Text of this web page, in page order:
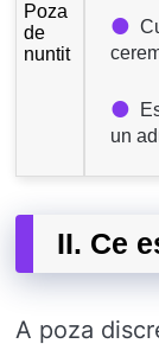
Poza
de
nuntit
un
II. Ce
A poza